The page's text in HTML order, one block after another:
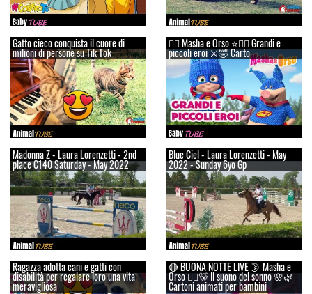
Gatto cieco conquista il cuore di
milioni di persone su Tik Tok
👱‍♀️ Masha e Orso ⭐🦸‍♀️ Grandi e
piccoli eroi ⚔️🤣 Carto
Madonna Z - Laura Lorenzetti - 2nd
place C140 Saturday - May 2022
Blue Ciel - Laura Lorenzetti - May
2022 - Sunday 6yo Gp
Ragazza adotta cani e gatti con
disabilità per regalare loro una vita
meravigliosa
🔴 BUONA NOTTE LIVE 🌛 Masha e
Orso 👱‍♀️🐻 Il suono del sonno 🌸🌿
Cartoni animati per bambini